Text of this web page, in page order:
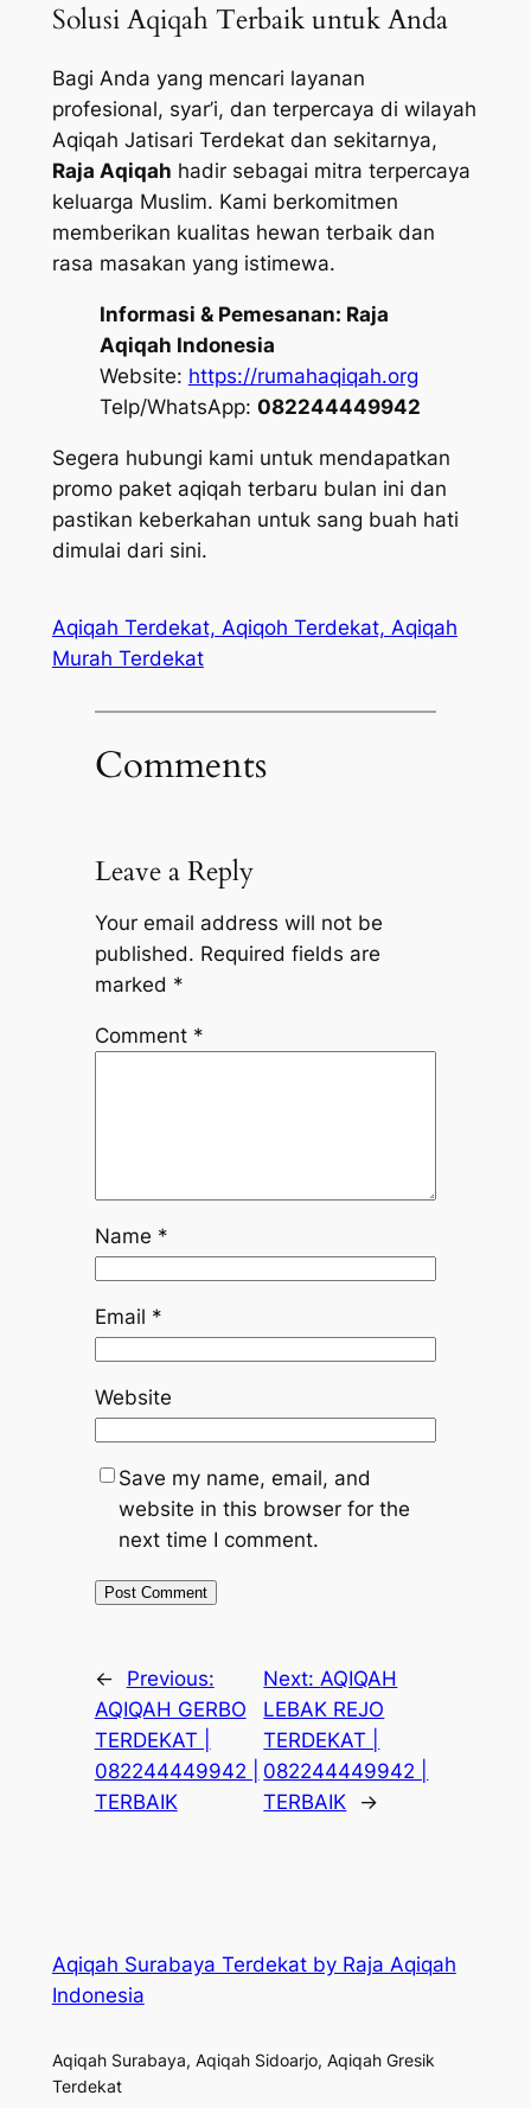
Solusi Aqiqah Terbaik untuk Anda
Bagi Anda yang mencari layanan
profesional, syar’i, dan terpercaya di wilayah
Aqiqah Jatisari Terdekat dan sekitarnya,
Raja Aqiqah hadir sebagai mitra terpercaya
keluarga Muslim. Kami berkomitmen
memberikan kualitas hewan terbaik dan
rasa masakan yang istimewa.
Informasi & Pemesanan: Raja
Aqiqah Indonesia
Website: https://rumahaqiqah.org
Telp/WhatsApp: 082244449942
Segera hubungi kami untuk mendapatkan
promo paket aqiqah terbaru bulan ini dan
pastikan keberkahan untuk sang buah hati
dimulai dari sini.
Aqiqah Terdekat, Aqiqoh Terdekat, Aqiqah
Murah Terdekat
Comments
Leave a Reply
Your email address will not be
published. Required fields are
marked *
Comment *
Name *
Email *
Website
Save my name, email, and
website in this browser for the
next time I comment.
←
Previous:
AQIQAH GERBO
TERDEKAT |
082244449942 |
TERBAIK
Next: AQIQAH
LEBAK REJO
TERDEKAT |
082244449942 |
TERBAIK
→
Aqiqah Surabaya Terdekat by Raja Aqiqah
Indonesia
Aqiqah Surabaya, Aqiqah Sidoarjo, Aqiqah Gresik
Terdekat